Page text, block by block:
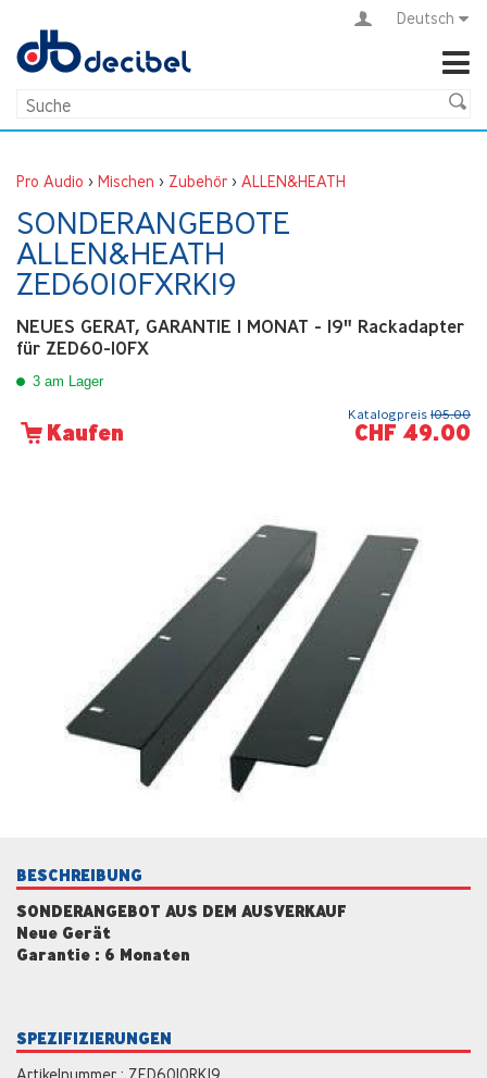
Deutsch
Pro Audio > Mischen > Zubehör > ALLEN&HEATH
SONDERANGEBOTE
ALLEN&HEATH
ZED6010FXRK19
NEUES GERAT, GARANTIE 1 MONAT - 19" Rackadapter
für ZED60-10FX
3 am Lager
Kaufen
Katalogpreis 105.00
CHF 49.00
BESCHREIBUNG
SONDERANGEBOT AUS DEM AUSVERKAUF
Neue Gerät
Garantie : 6 Monaten
SPEZIFIZIERUNGEN